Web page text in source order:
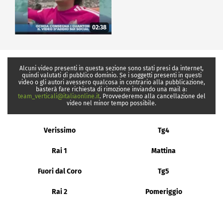
02:38
Alcuni video presenti in questa sezione sono stati presi da internet,
quindi valutati di pubblico dominio. Se i soggetti presenti in questi
video o gli autori avessero qualcosa in contrario alla pubblicazione,
basterà fare richiesta di rimozione inviando una mail a:
team_verticali@italiaonline.it. Provvederemo alla cancellazione del
video nel minor tempo possibile.
Verissimo Tg4
Rai 1 Mattina
Fuori dal Coro Tg5
Rai 2 Pomeriggio